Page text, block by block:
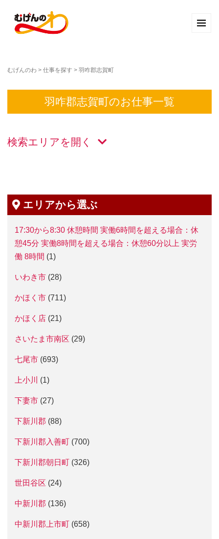
むげんのわ > 仕事を探す > 羽咋郡志賀町
羽咋郡志賀町のお仕事一覧
検索エリアを
エリアから選ぶ
17:30から8:30 休憩時間 実働6時間を超える場合：休
憩45分 実働8時間を超える場合：休憩60分以上 実労
働 8時間 (1)
いわき市 (28)
かほく市 (711)
かほく店 (21)
さいたま市南区 (29)
七尾市 (693)
上小川 (1)
下妻市 (27)
下新川郡 (88)
下新川郡入善町 (700)
下新川郡朝日町 (326)
世田谷区 (24)
中新川郡 (136)
中新川郡上市町 (658)